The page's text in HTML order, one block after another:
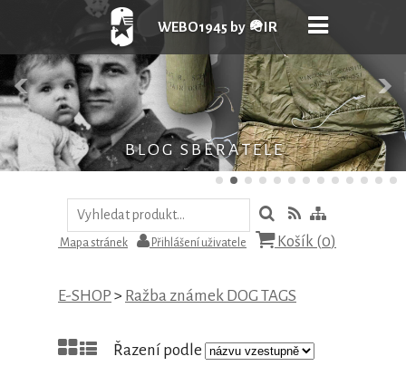
B L O G S B Ě R A T E L E
WEBO1945 by 🪖IR
Mapa stránek Přihlášení uživatele Košík (0)
E-SHOP > Ražba známek DOG TAGS
Řazení podle